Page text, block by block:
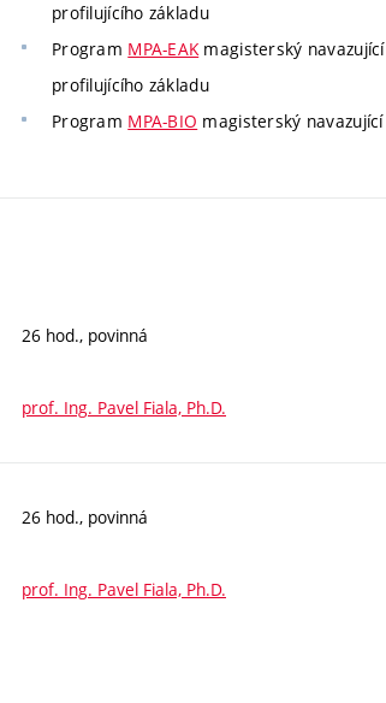
profilujícího základu
Program MPA-EAKmagisterský
profilujícího základu
Program MPA-BIO magisterský
26 hod., povinná
prof. Ing. Pavel Fiala, Ph.D.
26 hod., povinná
prof. Ing. Pavel Fiala, Ph.D.